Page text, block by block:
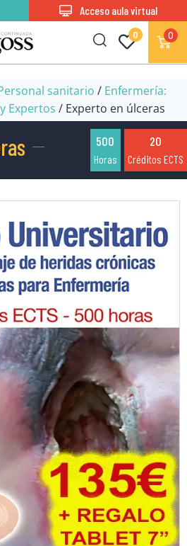
0 0
Acceso aula virtual
sanitario / Enfermería:
Expertos / Experto en úlceras
500
Horas
20
Créditos ECTS